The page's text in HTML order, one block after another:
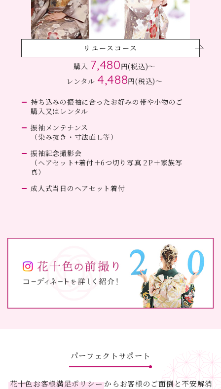
リユースコース
購入 7,480円(税込)～
レンタル 4,488円(税込)～
持ち込みの振袖に合ったお好みの帯や小物のご
購入又はレンタル
振袖メンテナンス
（染み抜き・寸法直し等）
振袖記念撮影会
（ヘアセット+着付＋6つ切り写真２P＋家族写
真）
成人式当日のヘアセット着付
パーフェクトサポート
花十色お客様満足ポリシーからお客様のご面倒と不安解消